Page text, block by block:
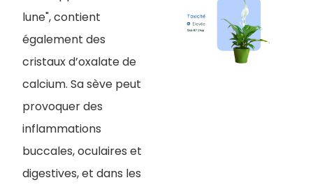
lune", contient
également des
cristaux d’oxalate de
calcium. Sa sève peut
provoquer des
inflammations
buccales, oculaires et
digestives, et dans les